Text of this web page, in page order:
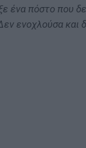
ένα πόστο που
ενοχλούσα και